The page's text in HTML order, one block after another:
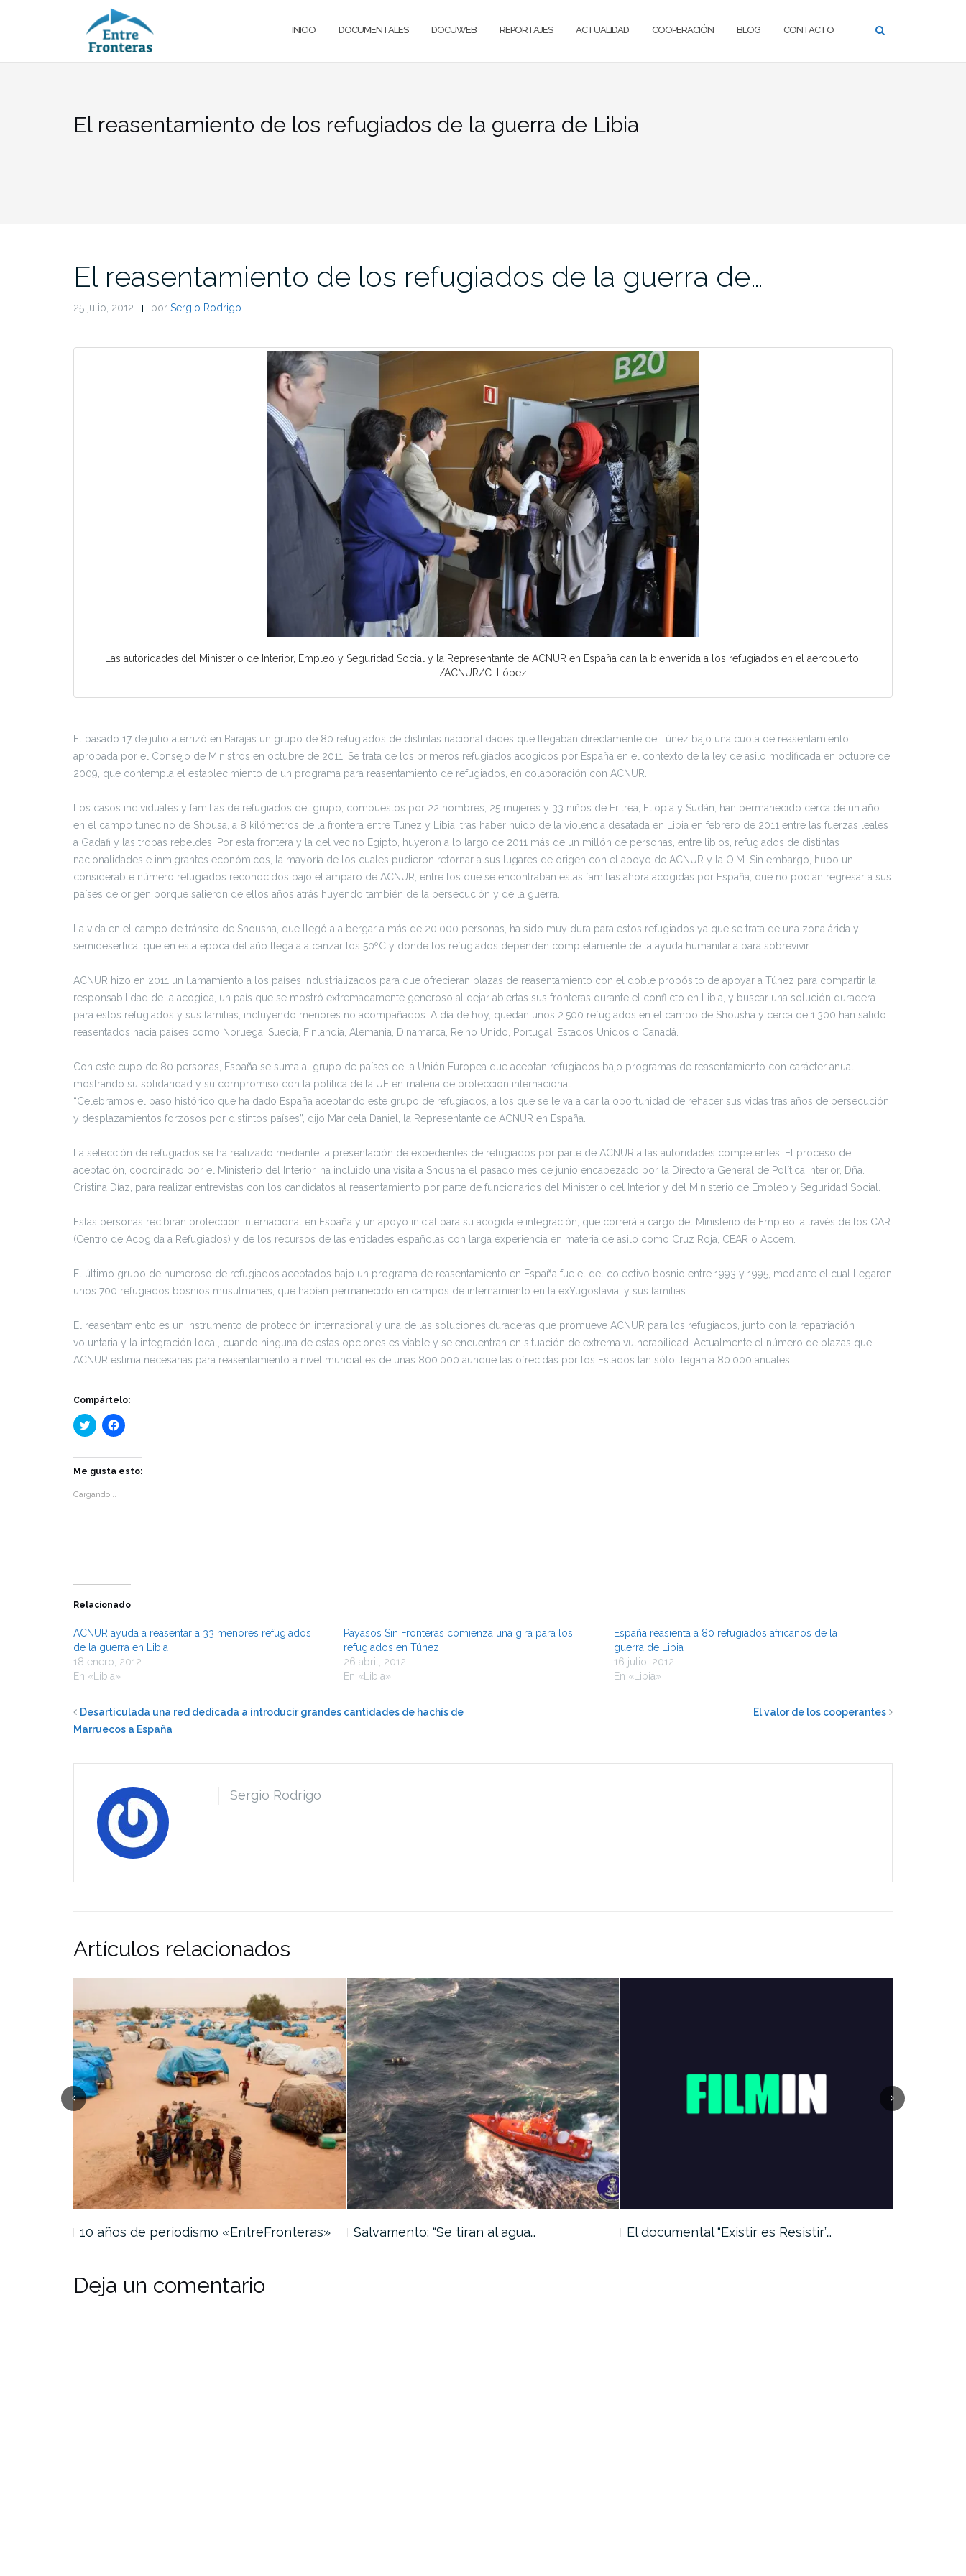
INICIO DOCUMENTALES DOCUWEB REPORTAJES ACTUALIDAD COOPERACIÓN BLOG CONTACTO
El reasentamiento de los refugiados de la guerra de Libia
El reasentamiento de los refugiados de la guerra de…
25 julio, 2012 por Sergio Rodrigo
Las autoridades del Ministerio de Interior, Empleo y Seguridad Social y la Representante de ACNUR en España dan la bienvenida a los refugiados en el aeropuerto.
/ACNUR/C. López
El pasado 17 de julio aterrizó en Barajas un grupo de 80 refugiados de distintas nacionalidades que llegaban directamente de Túnez bajo una cuota de reasentamiento
aprobada por el Consejo de Ministros en octubre de 2011. Se trata de los primeros refugiados acogidos por España en el contexto de la ley de asilo modificada en octubre de
2009, que contempla el establecimiento de un programa para reasentamiento de refugiados, en colaboración con ACNUR.
Los casos individuales y familias de refugiados del grupo, compuestos por 22 hombres, 25 mujeres y 33 niños de Eritrea, Etiopía y Sudán, han permanecido cerca de un año
en el campo tunecino de Shousa, a 8 kilómetros de la frontera entre Túnez y Libia, tras haber huido de la violencia desatada en Libia en febrero de 2011 entre las fuerzas leales
a Gadafi y las tropas rebeldes. Por esta frontera y la del vecino Egipto, huyeron a lo largo de 2011 más de un millón de personas, entre libios, refugiados de distintas
nacionalidades e inmigrantes económicos, la mayoría de los cuales pudieron retornar a sus lugares de origen con el apoyo de ACNUR y la OIM. Sin embargo, hubo un
considerable número refugiados reconocidos bajo el amparo de ACNUR, entre los que se encontraban estas familias ahora acogidas por España, que no podían regresar a sus
países de origen porque salieron de ellos años atrás huyendo también de la persecución y de la guerra.
La vida en el campo de tránsito de Shousha, que llegó a albergar a más de 20.000 personas, ha sido muy dura para estos refugiados ya que se trata de una zona árida y
semidesértica, que en esta época del año llega a alcanzar los 50ºC y donde los refugiados dependen completamente de la ayuda humanitaria para sobrevivir.
ACNUR hizo en 2011 un llamamiento a los países industrializados para que ofrecieran plazas de reasentamiento con el doble propósito de apoyar a Túnez para compartir la
responsabilidad de la acogida, un país que se mostró extremadamente generoso al dejar abiertas sus fronteras durante el conflicto en Libia, y buscar una solución duradera
para estos refugiados y sus familias, incluyendo menores no acompañados. A día de hoy, quedan unos 2.500 refugiados en el campo de Shousha y cerca de 1.300 han salido
reasentados hacia países como Noruega, Suecia, Finlandia, Alemania, Dinamarca, Reino Unido, Portugal, Estados Unidos o Canadá.
Con este cupo de 80 personas, España se suma al grupo de países de la Unión Europea que aceptan refugiados bajo programas de reasentamiento con carácter anual,
mostrando su solidaridad y su compromiso con la política de la UE en materia de protección internacional.
“Celebramos el paso histórico que ha dado España aceptando este grupo de refugiados, a los que se le va a dar la oportunidad de rehacer sus vidas tras años de persecución
y desplazamientos forzosos por distintos países”, dijo Maricela Daniel, la Representante de ACNUR en España.
La selección de refugiados se ha realizado mediante la presentación de expedientes de refugiados por parte de ACNUR a las autoridades competentes. El proceso de
aceptación, coordinado por el Ministerio del Interior, ha incluido una visita a Shousha el pasado mes de junio encabezado por la Directora General de Política Interior, Dña.
Cristina Díaz, para realizar entrevistas con los candidatos al reasentamiento por parte de funcionarios del Ministerio del Interior y del Ministerio de Empleo y Seguridad Social.
Estas personas recibirán protección internacional en España y un apoyo inicial para su acogida e integración, que correrá a cargo del Ministerio de Empleo, a través de los CAR
(Centro de Acogida a Refugiados) y de los recursos de las entidades españolas con larga experiencia en materia de asilo como Cruz Roja, CEAR o Accem.
El último grupo de numeroso de refugiados aceptados bajo un programa de reasentamiento en España fue el del colectivo bosnio entre 1993 y 1995, mediante el cual llegaron
unos 700 refugiados bosnios musulmanes, que habían permanecido en campos de internamiento en la exYugoslavia, y sus familias.
El reasentamiento es un instrumento de protección internacional y una de las soluciones duraderas que promueve ACNUR para los refugiados, junto con la repatriación
voluntaria y la integración local, cuando ninguna de estas opciones es viable y se encuentran en situación de extrema vulnerabilidad. Actualmente el número de plazas que
ACNUR estima necesarias para reasentamiento a nivel mundial es de unas 800.000 aunque las ofrecidas por los Estados tan sólo llegan a 80.000 anuales.
Compártelo:
Haz
clic
en
Twitter
(Se
abre
en
Haz
clic
en
Facebook
Me gusta esto:
Cargando...
Relacionado
ACNUR ayuda a reasentar a 33 menores refugiados
de la guerra en Libia
18 enero, 2012
En «Libia»
Payasos Sin Fronteras comienza una gira para los
refugiados en Túnez
26 abril, 2012
En «Libia»
España reasienta a 80 refugiados africanos de la
guerra de Libia
16 julio, 2012
En «Libia»
Desarticulada una red dedicada a introducir grandes cantidades de hachís de
Marruecos a España
El valor de los cooperantes
Sergio Rodrigo
Artículos relacionados
10 años de periodismo «EntreFronteras» Salvamento: “Se tiran al agua… El documental “Existir es Resistir”…
Deja un comentario